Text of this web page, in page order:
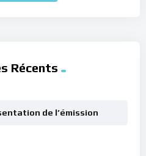
Récents
de l’émission